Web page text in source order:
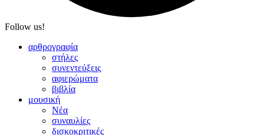
Follow us!
αρθρογραφία
στήλες
συνεντεύξεις
αφιερώματα
βιβλία
μουσική
Νέα
συναυλίες
δισκοκριτικές